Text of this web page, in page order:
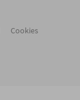
Cookies